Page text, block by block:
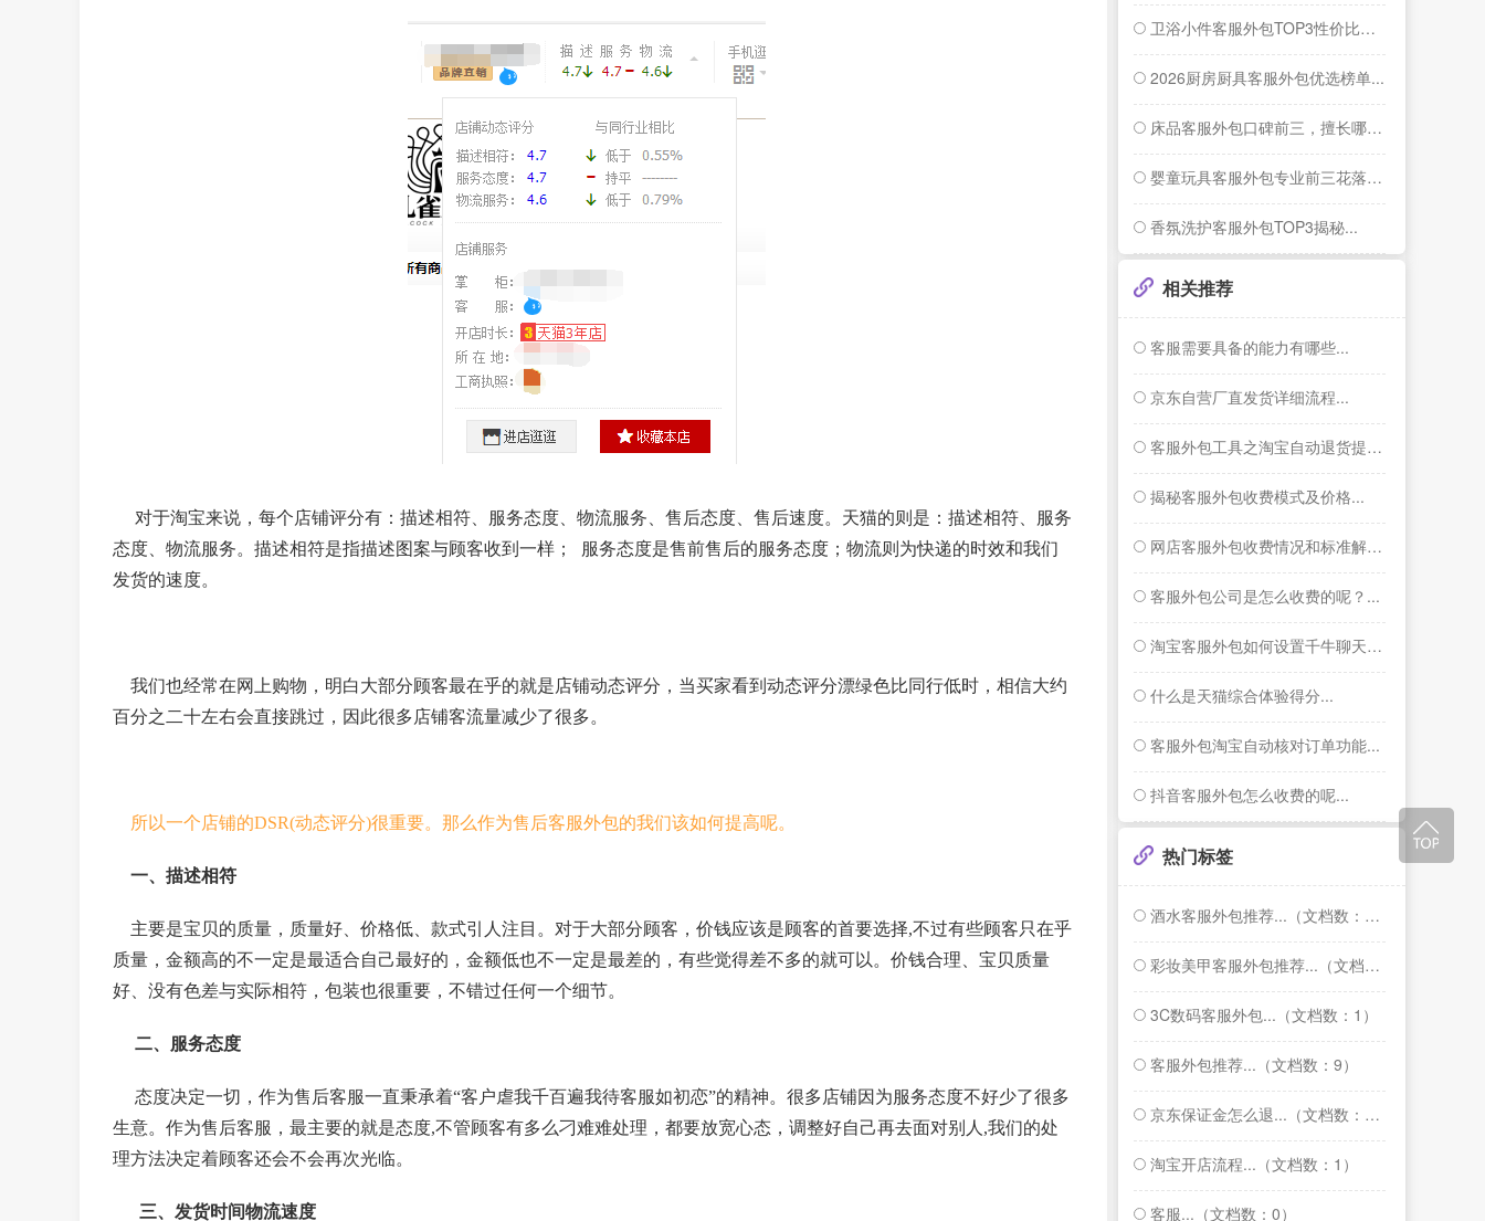
对于淘宝来说，每个店铺评分有：描述相符、服务态度、物流服务、售后态度、售后速度。天猫的则是：描述相符、服务
态度、物流服务。描述相符是指描述图案与顾客收到一样； 服务态度是售前售后的服务态度；物流则为快递的时效和我们
发货的速度。
我们也经常在网上购物，明白大部分顾客最在乎的就是店铺动态评分，当买家看到动态评分漂绿色比同行低时，相信大约
百分之二十左右会直接跳过，因此很多店铺客流量减少了很多。
所以一个店铺的DSR(动态评分)很重要。那么作为售后客服外包的我们该如何提高呢。
一、描述相符
主要是宝贝的质量，质量好、价格低、款式引人注目。对于大部分顾客，价钱应该是顾客的首要选择,不过有些顾客只在乎
质量，金额高的不一定是最适合自己最好的，金额低也不一定是最差的，有些觉得差不多的就可以。价钱合理、宝贝质量
好、没有色差与实际相符，包装也很重要，不错过任何一个细节。
二、服务态度
态度决定一切，作为售后客服一直秉承着“客户虐我千百遍我待客服如初恋”的精神。很多店铺因为服务态度不好少了很多
生意。作为售后客服，最主要的就是态度,不管顾客有多么刁难难处理，都要放宽心态，调整好自己再去面对别人,我们的处
理方法决定着顾客还会不会再次光临。
三、发货时间物流速度
卫浴小件客服外包TOP3性价比揭秘...
2026厨房厨具客服外包优选榜单...
床品客服外包口碑前三，擅长哪些服务？...
婴童玩具客服外包专业前三花落谁家？...
香氛洗护客服外包TOP3揭秘...
相关推荐
客服需要具备的能力有哪些...
京东自营厂直发货详细流程...
客服外包工具之淘宝自动退货提醒功能...
揭秘客服外包收费模式及价格...
网店客服外包收费情况和标准解答...
客服外包公司是怎么收费的呢？...
淘宝客服外包如何设置千牛聊天窗口右侧的智...
什么是天猫综合体验得分...
客服外包淘宝自动核对订单功能...
抖音客服外包怎么收费的呢...
热门标签
酒水客服外包推荐...（文档数：1）
彩妆美甲客服外包推荐...（文档数：1）
3C数码客服外包...（文档数：1）
客服外包推荐...（文档数：9）
京东保证金怎么退...（文档数：1）
淘宝开店流程...（文档数：1）
客服...（文档数：0）